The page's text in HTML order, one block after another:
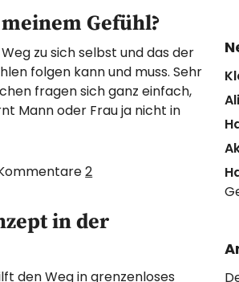
Gefühl?
zu sich selbst und das der
folgen kann und muss. Sehr
fragen sich ganz einfach,
Mann oder Frau ja nicht in
2
in der
den Weg in grenzenloses
Ali